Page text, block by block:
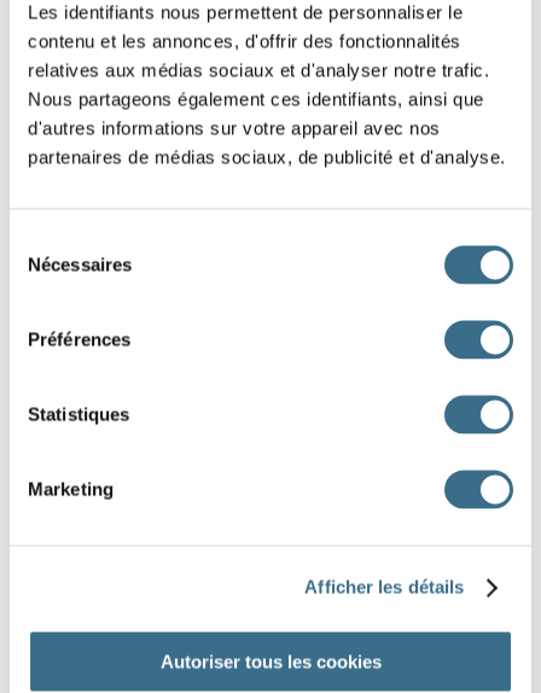
Les identifiants nous permettent de personnaliser le
contenu et les annonces, d'offrir des fonctionnalités
relatives aux médias sociaux et d'analyser notre trafic.
Nous partageons également ces identifiants, ainsi que
d'autres informations sur votre appareil avec nos
partenaires de médias sociaux, de publicité et d'analyse.
Nécessaires
Préférences
Statistiques
Marketing
Afficher les détails
Autoriser tous les cookies
Indice : Vinaigrette
I E U H L
DONE!